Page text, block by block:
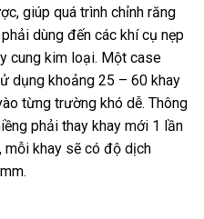
giúp quá trình chỉnh răng
dùng đến các khí cụ nẹp
cung kim loại. Một case
dụng khoảng 25 – 60 khay
từng trường khó dễ. Thông
phải thay khay mới 1 lần
khay sẽ có độ dịch